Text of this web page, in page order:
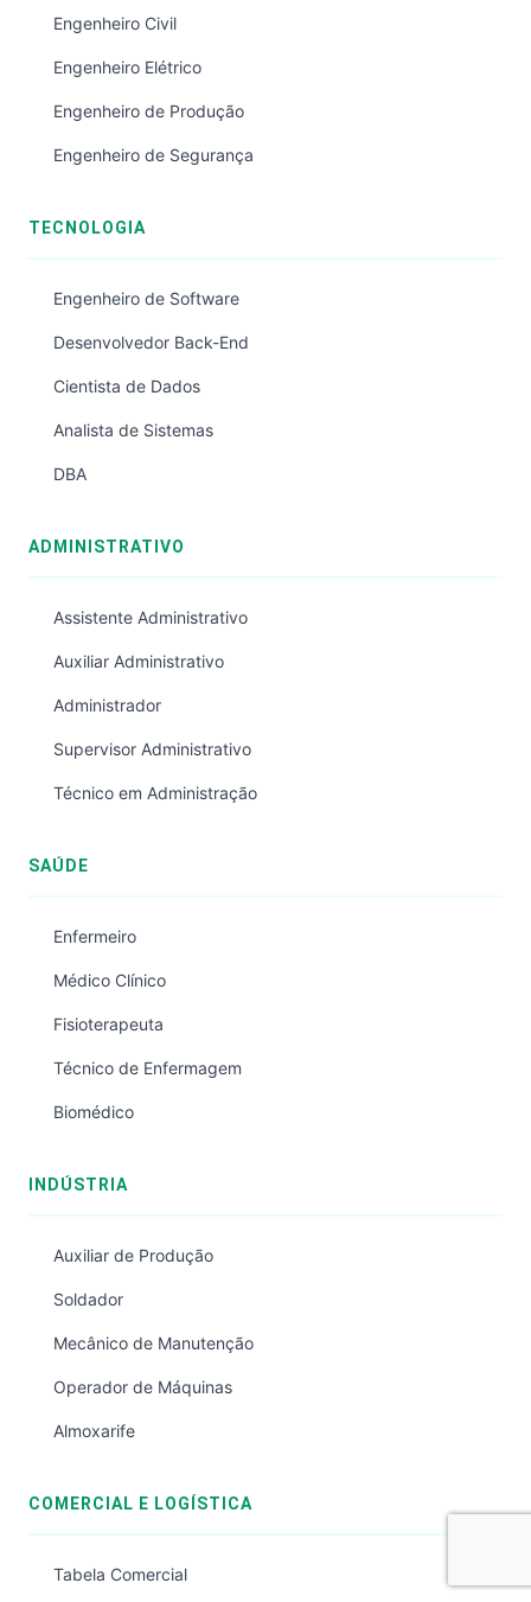
Engenheiro Civil
Engenheiro Elétrico
Engenheiro de Produção
Engenheiro de Segurança
TECNOLOGIA
Engenheiro de Software
Desenvolvedor Back-End
Cientista de Dados
Analista de Sistemas
DBA
ADMINISTRATIVO
Assistente Administrativo
Auxiliar Administrativo
Administrador
Supervisor Administrativo
Técnico em Administração
SAÚDE
Enfermeiro
Médico Clínico
Fisioterapeuta
Técnico de Enfermagem
Biomédico
INDÚSTRIA
Auxiliar de Produção
Soldador
Mecânico de Manutenção
Operador de Máquinas
Almoxarife
COMERCIAL E LOGÍSTICA
Tabela Comercial